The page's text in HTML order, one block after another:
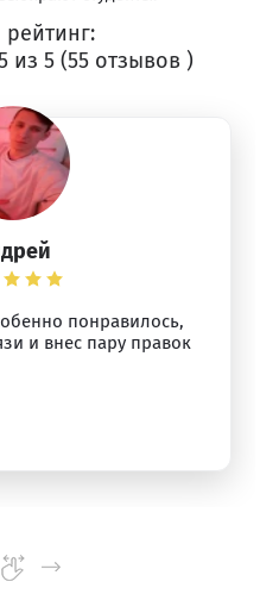
из 5 (55 отзывов )
понравилось,
и внес пару правок